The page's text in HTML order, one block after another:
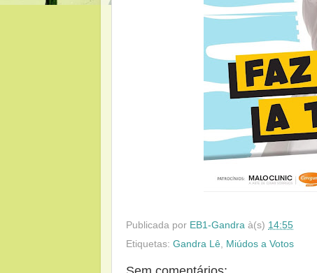
Publicada por EB1-Gandra à(s) 14:55
Etiquetas: Gandra Lê, Miúdos a Votos